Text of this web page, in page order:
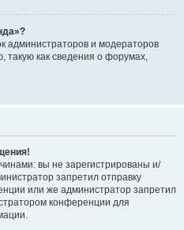
администраторов и модераторов
как сведения о форумах,
вы не зарегистрированы и/
запретил отправку
или же администратор запретил
конференции для